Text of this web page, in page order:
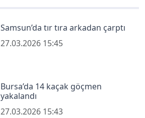
Samsun’da tır tıra arkadan çarptı
27.03.2026 15:45
Bursa’da 14 kaçak göçmen
yakalandı
27.03.2026 15:43